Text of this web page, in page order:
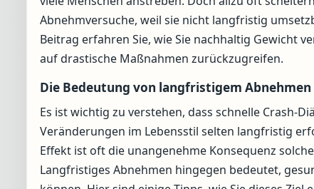
Abnehmversuche, weil sie nicht langfristig
Beitrag erfahren Sie, wie Sie nachhaltig Gewicht
auf drastische Maßnahmen zurückzugreifen.
Die Bedeutung von langfristigem Abnehmen
Es ist wichtig zu verstehen, dass schnelle Crash-
Veränderungen im Lebensstil selten langfristig
Effekt ist oft die unangenehme Konsequenz
Langfristiges Abnehmen hingegen bedeutet,